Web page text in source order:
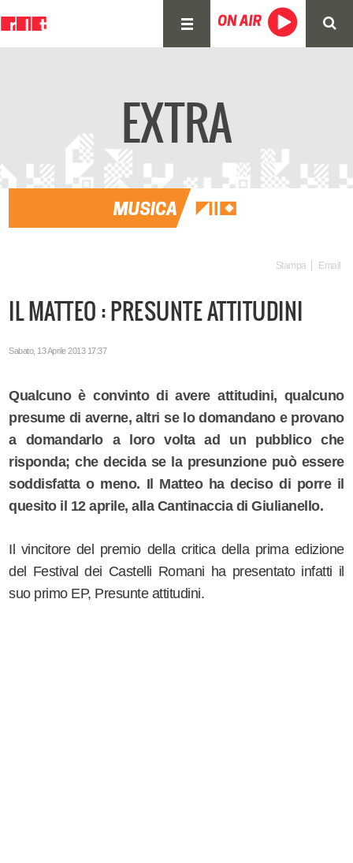
EXTRA
Stampa Email
IL MATTEO : PRESUNTE ATTITUDINI
Sabato, 13 Aprile 2013 17:37
Qualcuno è convinto di avere attitudini, qualcuno
presume di averne, altri se lo domandano e provano
a domandarlo a loro volta ad un pubblico che
risponda; che decida se la presunzione può essere
soddisfatta o meno. Il Matteo ha deciso di porre il
quesito il 12 aprile, alla Cantinaccia di Giulianello.
Il vincitore del premio della critica della prima edizione
del Festival dei Castelli Romani ha presentato infatti il
suo primo EP, Presunte attitudini.